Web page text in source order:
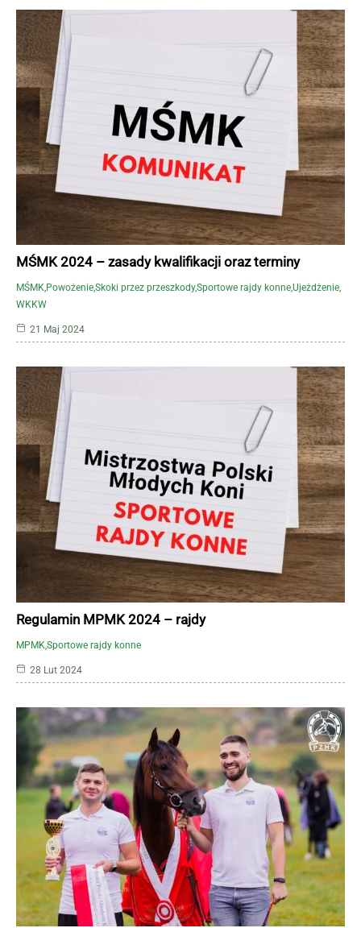
MŚMK PowożenieSkoki przez przeszkodySportowe rajdy konneUjeżdżenie
WKKW
MŚMK 2024 – zasady kwalifikacji oraz terminy
21 Maj 2024
MPMKSportowe rajdy konne
Regulamin MPMK 2024 – rajdy
28 Lut 2024